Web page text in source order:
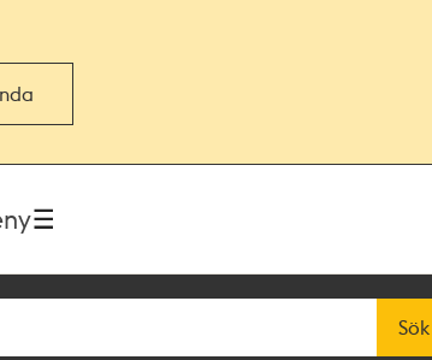
Sök